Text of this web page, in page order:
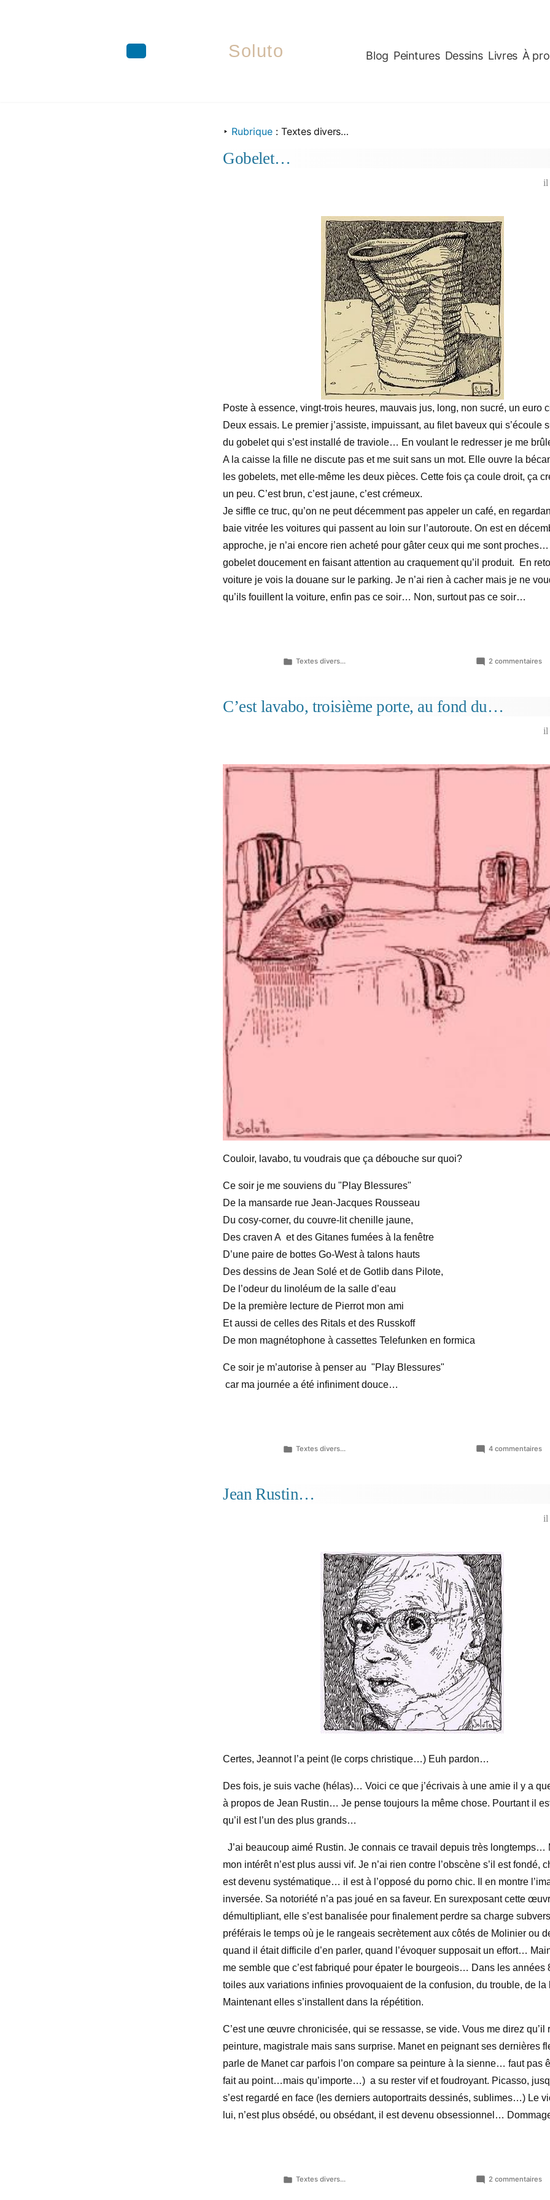
Soluto Blog Peintures Dessins Livres À
‣ Rubrique :Textes divers…
Gobelet…
il
Poste à essence, vingt-trois heures, mauvais jus, long, non sucré, un euro
Deux essais. Le premier j’assiste, impuissant, au filet baveux qui s’écoule
du gobelet qui s’est installé de traviole… En voulant le redresser je me
A la caisse la fille ne discute pas et me suit sans un mot. Elle ouvre la
les gobelets, met elle-même les deux pièces. Cette fois ça coule droit, ça
un peu. C’est brun, c’est jaune, c’est crémeux.
Je siffle ce truc, qu’on ne peut décemment pas appeler un café, en
baie vitrée les voitures qui passent au loin sur l’autoroute. On est en
approche, je n’ai encore rien acheté pour gâter ceux qui me sont proches…
gobelet doucement en faisant attention au craquement qu’il produit. En
voiture je vois la douane sur le parking. Je n’ai rien à cacher mais je ne
qu’ils fouillent la voiture, enfin pas ce soir… Non, surtout pas ce soir…
Publié
Textes divers... 2 commentairessur
C’est lavabo, troisième porte, au fond du…
il
Couloir, lavabo, tu voudrais que ça débouche sur quoi?
Ce soir je me souviens du "Play Blessures"
De la mansarde rue Jean-Jacques Rousseau
Du cosy-corner, du couvre-lit chenille jaune,
Des craven A et des Gitanes fumées à la fenêtre
D’une paire de bottes Go-West à talons hauts
Des dessins de Jean Solé et de Gotlib dans Pilote,
De l’odeur du linoléum de la salle d’eau
De la première lecture de Pierrot mon ami
Et aussi de celles des Ritals et des Russkoff
De mon magnétophone à cassettes Telefunken en formica
Ce soir je m’autorise à penser au "Play Blessures"
car ma journée a été infiniment douce…
Publié
Textes divers... 4 commentairessur
Jean Rustin…
il
Certes, Jeannot l’a peint (le corps christique…) Euh pardon…
Des fois, je suis vache (hélas)… Voici ce que j’écrivais à une amie il y a
à propos de Jean Rustin… Je pense toujours la même chose. Pourtant il
qu’il est l’un des plus grands…
J’ai beaucoup aimé Rustin. Je connais ce travail depuis très longtemps…
mon intérêt n’est plus aussi vif. Je n’ai rien contre l’obscène s’il est fondé,
est devenu systématique… il est à l’opposé du porno chic. Il en montre
inversée. Sa notoriété n’a pas joué en sa faveur. En surexposant cette
démultipliant, elle s’est banalisée pour finalement perdre sa charge
préférais le temps où je le rangeais secrètement aux côtés de Molinier ou
quand il était difficile d’en parler, quand l’évoquer supposait un effort…
me semble que c’est fabriqué pour épater le bourgeois… Dans les années
toiles aux variations infinies provoquaient de la confusion, du trouble, de la
Maintenantelles s’installent dans la répétition.
C’est une œuvre chronicisée, qui se ressasse, se vide. Vous me direz qu’il
peinture, magistrale mais sans surprise. Manet en peignant ses dernières
parle de Manet car parfois l’on compare sa peinture à la sienne… faut pas
fait au point…mais qu’importe…) a su rester vif et foudroyant. Picasso,
s’est regardé en face (les derniers autoportraits dessinés, sublimes…) Le
lui, n’est plus obsédé, ou obsédant, il est devenu obsessionnel…
Publié
Textes divers... 2 commentairessur